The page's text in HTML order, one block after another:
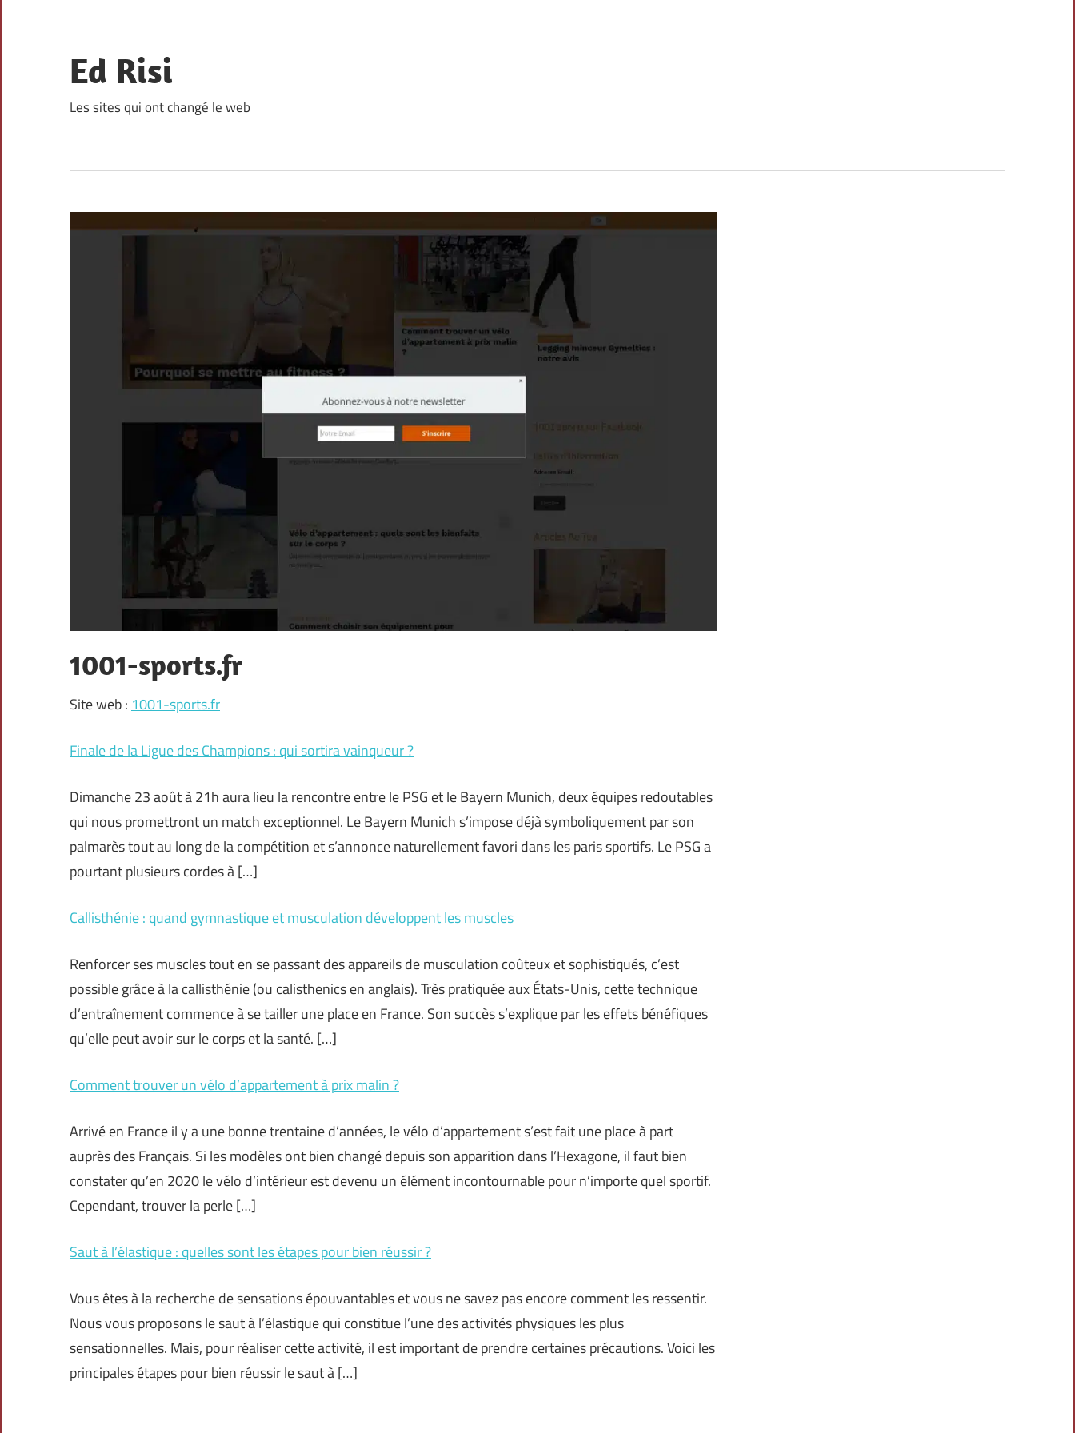
content
Ed Risi
Les sites qui ont changé le web
1001-sports.fr
Site web : 1001-sports.fr
Finale de la Ligue des Champions : qui sortira vainqueur ?
Dimanche 23 août à 21h aura lieu la rencontre entre le PSG et le Bayern Munich, deux équipes redoutables
qui nous promettront un match exceptionnel. Le Bayern Munich s’impose déjà symboliquement par son
palmarès tout au long de la compétition et s’annonce naturellement favori dans les paris sportifs. Le PSG a
pourtant plusieurs cordes à […]
Callisthénie : quand gymnastique et musculation développent les muscles
Renforcer ses muscles tout en se passant des appareils de musculation coûteux et sophistiqués, c’est
possible grâce à la callisthénie (ou calisthenics en anglais). Très pratiquée aux États-Unis, cette technique
d’entraînement commence à se tailler une place en France. Son succès s’explique par les effets bénéfiques
qu’elle peut avoir sur le corps et la santé. […]
Comment trouver un vélo d’appartement à prix malin ?
Arrivé en France il y a une bonne trentaine d’années, le vélo d’appartement s’est fait une place à part
auprès des Français. Si les modèles ont bien changé depuis son apparition dans l’Hexagone, il faut bien
constater qu’en 2020 le vélo d’intérieur est devenu un élément incontournable pour n’importe quel sportif.
Cependant, trouver la perle […]
Saut à l’élastique : quelles sont les étapes pour bien réussir ?
Vous êtes à la recherche de sensations épouvantables et vous ne savez pas encore comment les ressentir.
Nous vous proposons le saut à l’élastique qui constitue l’une des activités physiques les plus
sensationnelles. Mais, pour réaliser cette activité, il est important de prendre certaines précautions. Voici les
principales étapes pour bien réussir le saut à […]